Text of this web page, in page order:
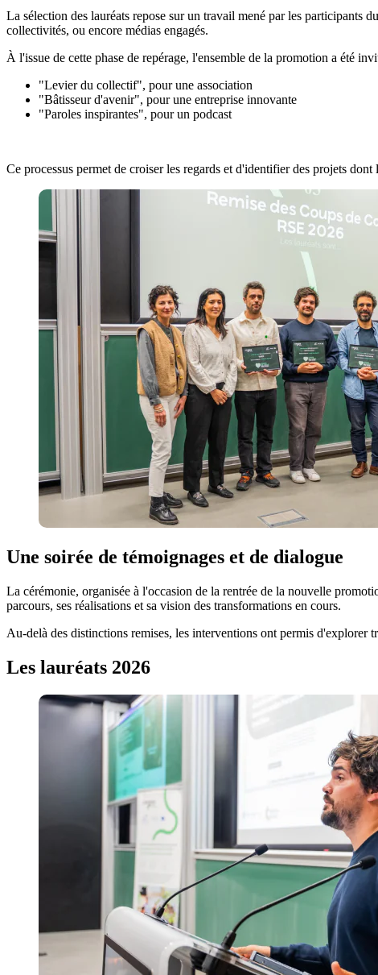
La sélection des lauréats repose sur un travail mené par les participants
collectivités, ou encore médias engagés.
À l'issue de cette phase de repérage, l'ensemble de la promotion a été
"Levier du collectif", pour une association
"Bâtisseur d'avenir", pour une entreprise innovante
"Paroles inspirantes", pour un podcast
Ce processus permet de croiser les regards et d'identifier des projets
Une soirée de témoignages et de dialogue
La cérémonie, organisée à l'occasion de la rentrée de la nouvelle
parcours, ses réalisations et sa vision des transformations en cours.
Au-delà des distinctions remises, les interventions ont permis
Les lauréats 2026